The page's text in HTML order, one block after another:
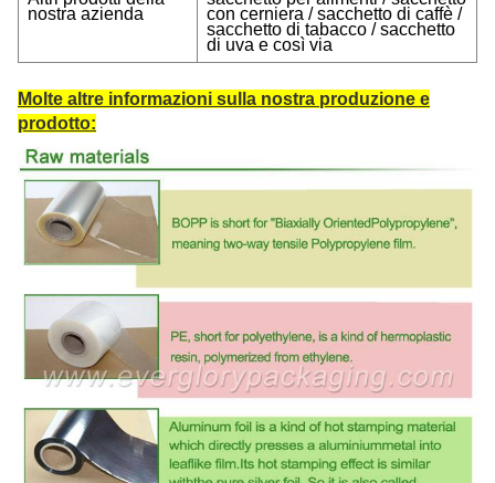
nostra azienda
con cerniera / sacchetto di caffè /
sacchetto di tabacco / sacchetto
di uva e così via
Molte altre informazioni sulla nostra produzione e
prodotto: